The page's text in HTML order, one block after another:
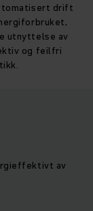
drift
utnyttelse av
og feilfri
av